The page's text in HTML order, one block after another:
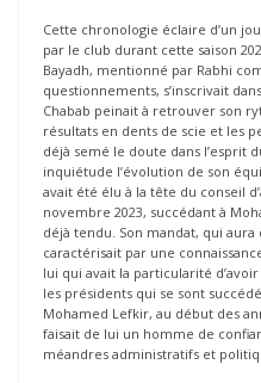
Cette chronologie éclaire d’un
par le club durant cette saison
Bayadh, mentionné par Rabhi
questionnements, s’inscrivait
Chabab peinait à retrouver son
résultats en dents de scie et les
déjà semé le doute dans l’esprit
inquiétude l’évolution de son
avait été élu à la tête du conseil
novembre 2023, succédant à
déjà tendu. Son mandat, qui
caractérisait par une
lui qui avait la particularité
les présidents qui se sont
Mohamed Lefkir, au début des
faisait de lui un homme de
méandres administratifs et